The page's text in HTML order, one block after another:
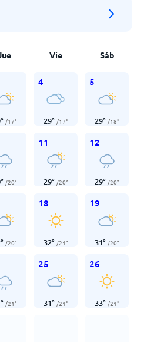
Vie Sáb
° /17°
4
29° /17°
5
29° /18°
° /20°
11
29° /20°
12
29° /20°
° /20°
18
32° /21°
19
31° /20°
° /21°
25
31° /21°
26
33° /21°